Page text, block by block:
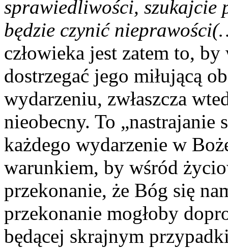
sprawiedliwości,
będzie czynić
człowieka jest zatem to,
dostrzegać jego miłującą
wydarzeniu, zwłaszcza
nieobecny. To „nastrajanie
każdego wydarzenie w
warunkiem, by wśród
przekonanie, że Bóg się
przekonanie mogłoby
będącej skrajnym